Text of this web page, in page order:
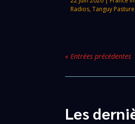
Radios,Tanguy
« Entrées précédentes
Les